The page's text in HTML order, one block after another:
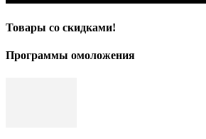
Товары со скидками!
Программы омоложения